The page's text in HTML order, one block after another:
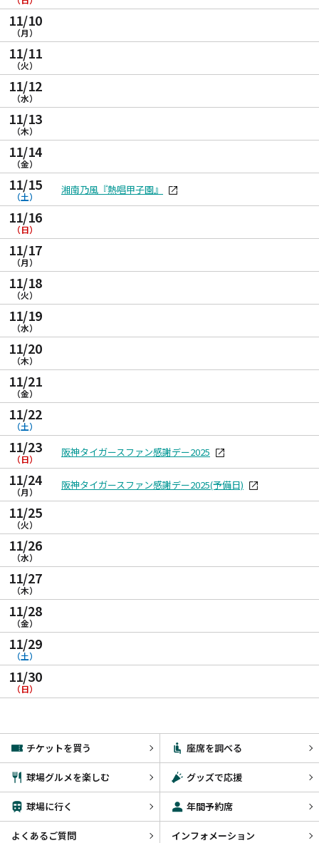
11/10
（月）
11/11
（火）
11/12
（水）
11/13
（木）
11/14
（金）
11/15
（土）
湘南乃風『熱唱甲子園』
11/16
（日）
11/17
（月）
11/18
（火）
11/19
（水）
11/20
（木）
11/21
（金）
11/22
（土）
11/23
（日）
阪神タイガースファン感謝デー2025
11/24
（月）
阪神タイガースファン感謝デー2025(予備日)
11/25
（火）
11/26
（水）
11/27
（木）
11/28
（金）
11/29
（土）
11/30
（日）
チケットを買う 座席を調べる
球場グルメを楽しむ グッズで応援
球場に行く 年間予約席
よくあるご質問 インフォメーション